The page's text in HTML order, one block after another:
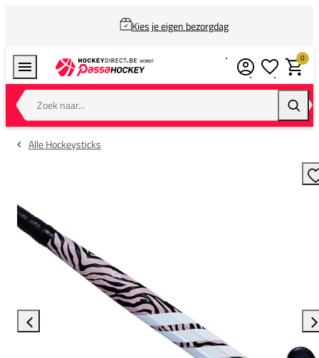
Kies je eigen bezorgdag
Zoek naar...
0
Alle Hockeysticks